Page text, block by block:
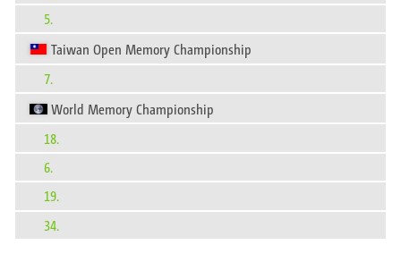
5.
Taiwan Open Memory Championship
7.
World Memory Championship
18.
6.
19.
34.